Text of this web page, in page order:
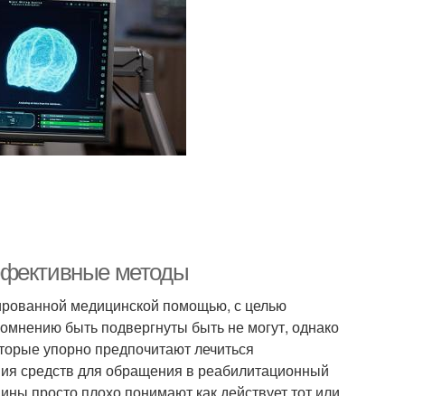
методы
медицинской помощью, с целью
быть подвергнуты быть не могут, однако
упорно предпочитают лечиться
средств для обращения в реабилитационный